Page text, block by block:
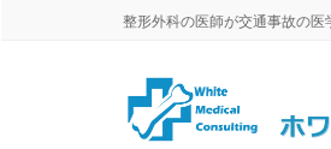
整形外科の医師が交通事故の